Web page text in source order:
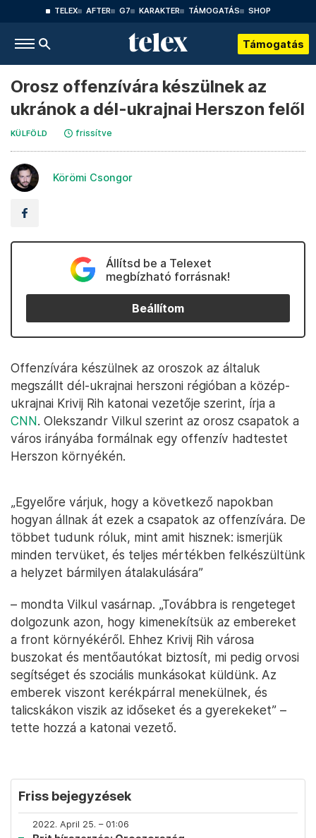
TELEX AFTER G7 KARAKTER TÁMOGATÁS SHOP
Támogatás
Orosz offenzívára készülnek az
ukránok a dél-ukrajnai Herszon felől
KÜLFÖLD frissítve
Körömi Csongor
Állítsd be a Telexet
megbízható forrásnak!
Beállítom
Offenzívára készülnek az oroszok az általuk
megszállt dél-ukrajnai herszoni régióban a közép-
ukrajnai Krivij Rih katonai vezetője szerint, írja a
CNN. Olekszandr Vilkul szerint az orosz csapatok a
város irányába formálnak egy offenzív hadtestet
Herszon környékén.
„Egyelőre várjuk, hogy a következő napokban
hogyan állnak át ezek a csapatok az offenzívára. De
többet tudunk róluk, mint amit hisznek: ismerjük
minden tervüket, és teljes mértékben felkészültünk
a helyzet bármilyen átalakulására”
– mondta Vilkul vasárnap. „Továbbra is rengeteget
dolgozunk azon, hogy kimenekítsük az embereket
a front környékéről. Ehhez Krivij Rih városa
buszokat és mentőautókat biztosít, mi pedig orvosi
segítséget és szociális munkásokat küldünk. Az
emberek viszont kerékpárral menekülnek, és
talicskákon viszik az időseket és a gyerekeket” –
tette hozzá a katonai vezető.
Friss bejegyzések
2022. April 25. – 01:06